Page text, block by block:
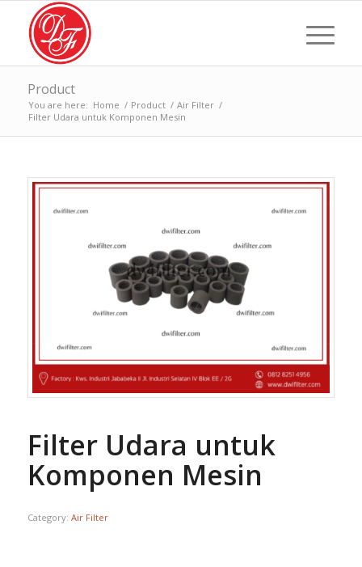
Product
You are here: Home / Product / Air Filter /
Filter Udara untuk Komponen Mesin
Filter Udara untuk
Komponen Mesin
Category: Air Filter